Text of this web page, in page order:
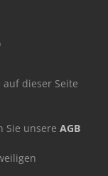
dieser Seite
Sie unsere AGB